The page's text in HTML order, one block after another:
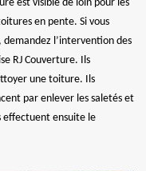
est visible de loin pour les
en pente. Si vous
l’intervention des
RJ Couverture. Ils
une toiture. Ils
par enlever les saletés et
effectuent ensuite le